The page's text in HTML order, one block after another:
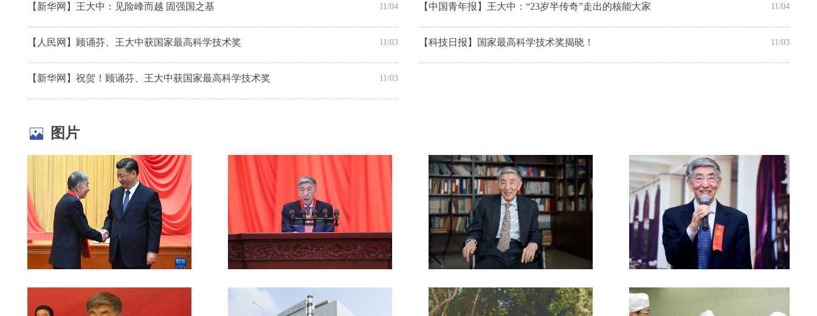
【新华网】王大中：见险峰而越 固强国之基 11/04 【中国青年报】王大中：“23岁半传奇”走出的核能大家 11/04
【人民网】顾诵芬、王大中获国家最高科学技术奖 11/03 【科技日报】国家最高科学技术奖揭晓！ 11/03
【新华网】祝贺！顾诵芬、王大中获国家最高科学技术奖 11/03
图片